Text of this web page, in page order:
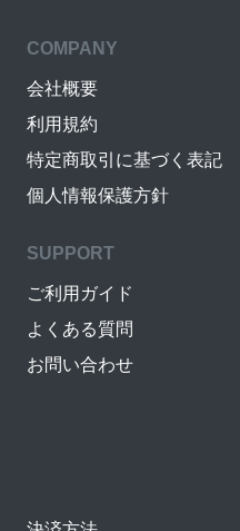
COMPANY
会社概要
利用規約
特定商取引に基づく表記
個人情報保護方針
SUPPORT
ご利用ガイド
よくある質問
お問い合わせ